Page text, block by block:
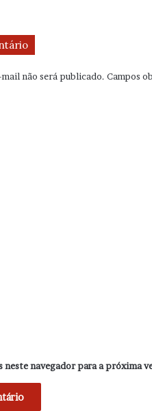
mail não será publicado. Campos
neste navegador para a próxima